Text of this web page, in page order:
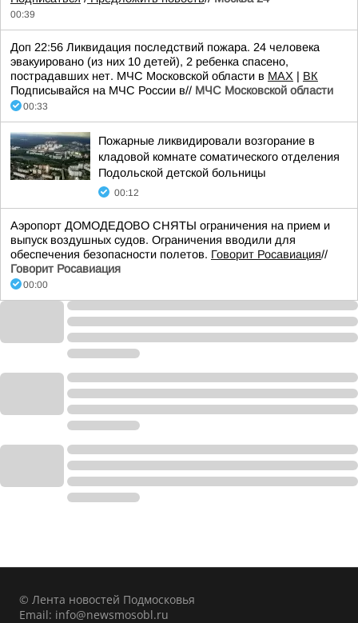
00:39
Доп 22:56 Ликвидация последствий пожара. 24 человека
эвакуировано (из них 10 детей), 2 ребенка спасено,
пострадавших нет. МЧС Московской области в MAX | ВК
Подписывайся на МЧС России в// МЧС Московской области
00:33
Пожарные ликвидировали возгорание в
кладовой комнате соматического отделения
Подольской детской больницы
00:12
Аэропорт ДОМОДЕДОВО СНЯТЫ ограничения на прием и
выпуск воздушных судов. Ограничения вводили для
обеспечения безопасности полетов. Говорит Росавиация//
Говорит Росавиация
00:00
© Лента новостей Подмосковья
Email: info@newsmosobl.ru